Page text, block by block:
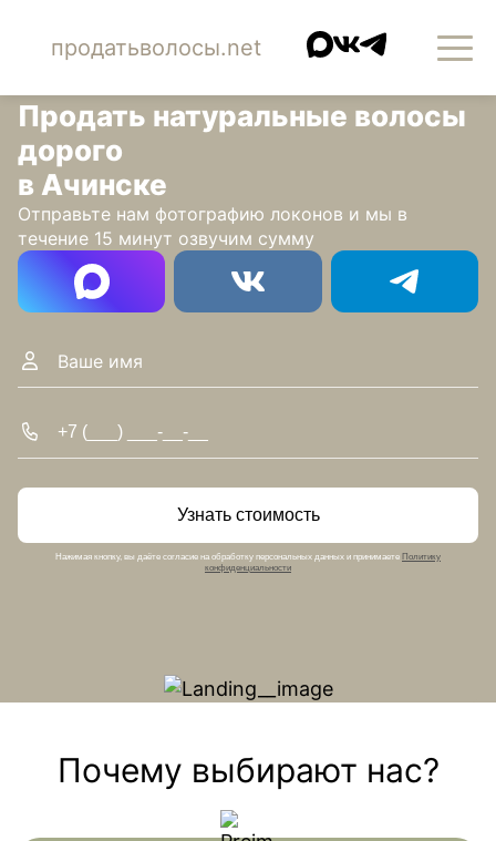
продатьволосы.net
Продать натуральные волосы
дорого
в Ачинске
Отправьте нам фотографию локонов и мы в
течение 15 минут озвучим сумму
Имя
Телефон
Узнать стоимость
Нажимая кнопку, вы даёте согласие на обработку персональных данных и принимаете Политику
конфиденциальности
Почему выбирают нас?